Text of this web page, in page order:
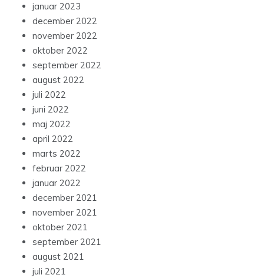
januar 2023
december 2022
november 2022
oktober 2022
september 2022
august 2022
juli 2022
juni 2022
maj 2022
april 2022
marts 2022
februar 2022
januar 2022
december 2021
november 2021
oktober 2021
september 2021
august 2021
juli 2021